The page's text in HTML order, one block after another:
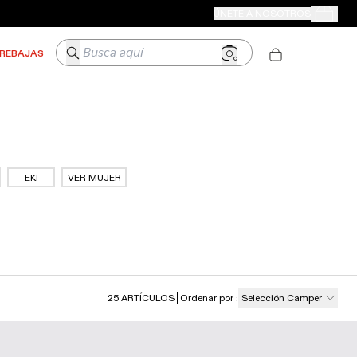
Tus
REBAJAS Busca aquí
EKI VER MUJER
25 ARTÍCULOS Ordenar por : Selección Camper